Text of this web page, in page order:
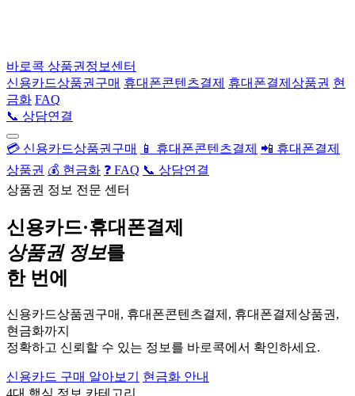
바로콕 상품권정보센터
신용카드상품권구매 휴대폰콘텐츠결제 휴대폰결제상품권 현
금화 FAQ
📞 상담연결
💳 신용카드상품권구매 📱 휴대폰콘텐츠결제 📲 휴대폰결제
상품권 💰 현금화 ❓ FAQ 📞 상담연결
상품권 정보 전문 센터
신용카드·휴대폰결제
상품권 정보를
한 번에
신용카드상품권구매, 휴대폰콘텐츠결제, 휴대폰결제상품권,
현금화까지
정확하고 신뢰할 수 있는 정보를 바로콕에서 확인하세요.
신용카드 구매 알아보기
현금화 안내
4대 핵심 정보 카테고리